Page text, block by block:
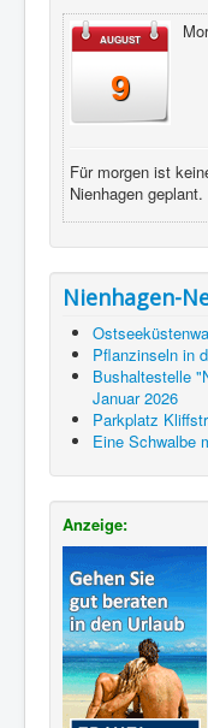
AUGUST
9
Für morgen ist
Nienhagen geplant.
Nienhagen-
Pflanzinseln in
Bushaltestelle
Januar 2026
Parkplatz
Eine Schwalbe
Anzeige: